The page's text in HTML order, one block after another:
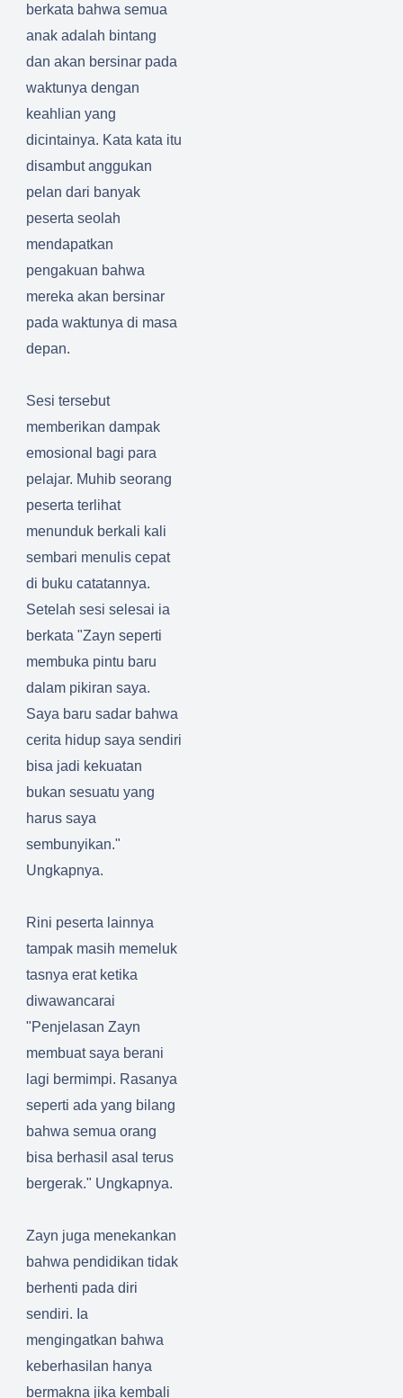
berkata bahwa semua
anak adalah bintang
dan akan bersinar pada
waktunya dengan
keahlian yang
dicintainya. Kata kata itu
disambut anggukan
pelan dari banyak
peserta seolah
mendapatkan
pengakuan bahwa
mereka akan bersinar
pada waktunya di masa
depan.
Sesi tersebut
memberikan dampak
emosional bagi para
pelajar. Muhib seorang
peserta terlihat
menunduk berkali kali
sembari menulis cepat
di buku catatannya.
Setelah sesi selesai ia
berkata "Zayn seperti
membuka pintu baru
dalam pikiran saya.
Saya baru sadar bahwa
cerita hidup saya sendiri
bisa jadi kekuatan
bukan sesuatu yang
harus saya
sembunyikan."
Ungkapnya.
Rini peserta lainnya
tampak masih memeluk
tasnya erat ketika
diwawancarai
"Penjelasan Zayn
membuat saya berani
lagi bermimpi. Rasanya
seperti ada yang bilang
bahwa semua orang
bisa berhasil asal terus
bergerak." Ungkapnya.
Zayn juga menekankan
bahwa pendidikan tidak
berhenti pada diri
sendiri. Ia
mengingatkan bahwa
keberhasilan hanya
bermakna jika kembali